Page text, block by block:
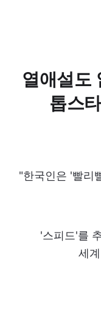
열애설도
톱스
"한국인은 '빨리
'스피드'를
세